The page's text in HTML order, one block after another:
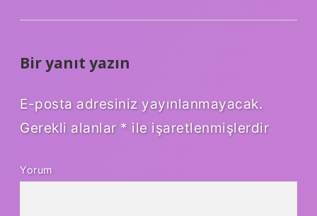
Bir yanıt yazın
E-posta adresiniz yayınlanmayacak.
Gerekli alanlar * ile işaretlenmişlerdir
Yorum